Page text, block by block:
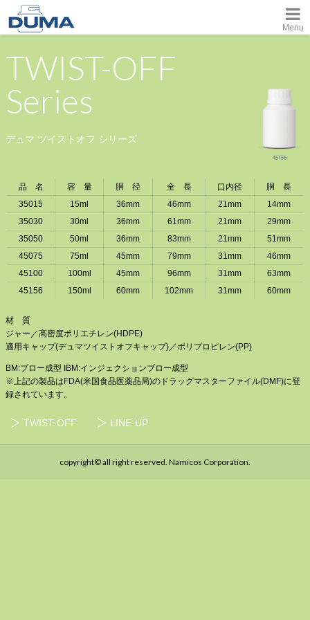
Menu
TWIST-OFF
Series
デュマ ツイストオフ シリーズ
品 名 容 量 胴 径 全 長 口内径
胴 長
35015
15ml 36mm 46mm 21mm
14mm
35030
30ml 36mm 61mm 21mm
29mm
35050
50ml 36mm 83mm 21mm
51mm
45075
75ml 45mm 79mm 31mm
46mm
45100
100ml 45mm 96mm 31mm
63mm
45156
150ml 60mm 102mm 31mm 60mm
材 質
ジャー／高密度ポリエチレン(HDPE)
適用キャップ(デュマツイストオフキャップ)／ポリプロピレン(PP)
BM:ブロー成型 IBM:インジェクションブロー成型
※上記の製品はFDA(米国食品医薬品局)のドラッグマスターファイル(DMF)に登
録されています。
TWIST-OFF LINE-UP
copyright© all right reserved. Namicos Corporation.